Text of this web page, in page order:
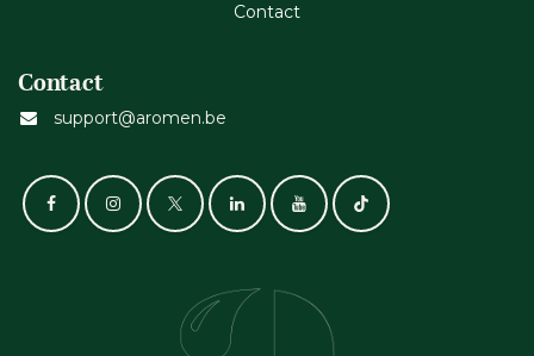
Cont​act
Contact
support@aromen.be